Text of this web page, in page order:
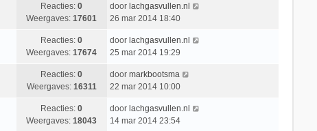
Reacties:0
Weergaves:17601
door lachgasvullen.nl
26 mar 2014 18:40
Reacties:0
Weergaves:17674
door lachgasvullen.nl
25 mar 2014 19:29
Reacties:0
Weergaves: 16311
door markbootsma
22 mar 2014 10:00
Reacties:0
Weergaves:18043
door lachgasvullen.nl
14 mar 2014 23:54